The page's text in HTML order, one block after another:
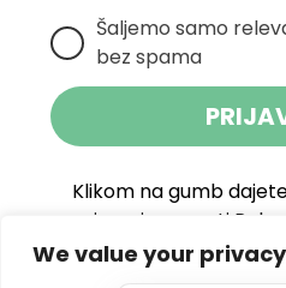
We value your privacy
Šaljemo samo
bez spama
Klikom na gumb
primanje novosti
slažete spolitikom